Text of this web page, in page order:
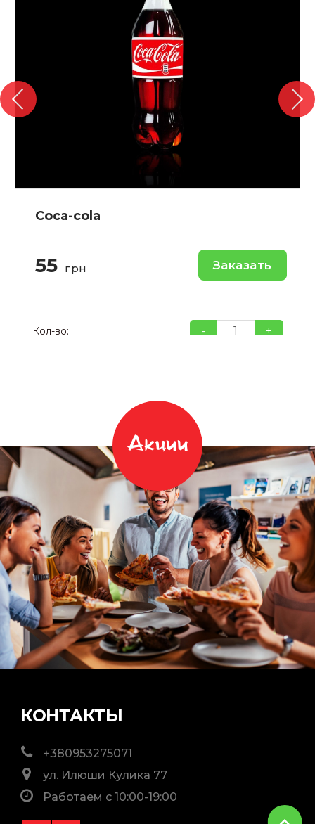
Coca-cola
55 грн Заказать
Кол-во: - +
Акции
КОНТАКТЫ
+380953275071
ул. Илюши Кулика 77
Работаем с 10:00-19:00